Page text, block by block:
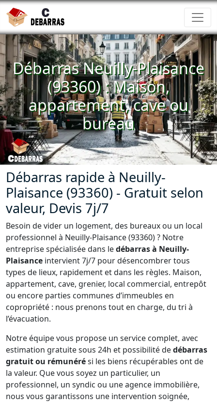
Débarras Neuilly-Plaisance
(93360) : Maison,
appartement, cave ou
bureau
Débarras rapide à Neuilly-
Plaisance (93360) - Gratuit selon
valeur, Devis 7j/7
Besoin de vider un logement, des bureaux ou un local
professionnel à Neuilly-Plaisance (93360) ? Notre
entreprise spécialisée dans ledébarras à Neuilly-
Plaisance intervient 7j/7 pour désencombrer tous
types de lieux, rapidement et dans les règles. Maison,
appartement, cave, grenier, local commercial, entrepôt
ou encore parties communes d’immeubles en
copropriété : nous prenons tout en charge, du tri à
l’évacuation.
Notre équipe vous propose un service complet, avec
estimation gratuite sous 24h et possibilité dedébarras
gratuit ou rémunérési les biens récupérables ont de
la valeur. Que vous soyez un particulier, un
professionnel, un syndic ou une agence immobilière,
nous vous garantissons une intervention soignée,